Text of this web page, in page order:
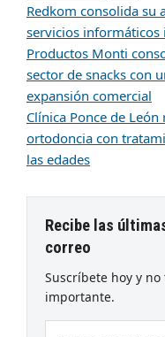
Redkom consolida su
servicios informáticos
Productos Monti
sector de snacks con
expansión comercial
Clínica Ponce de
ortodoncia con
las edades
Recibe las
correo
Suscríbete hoy y
importante.